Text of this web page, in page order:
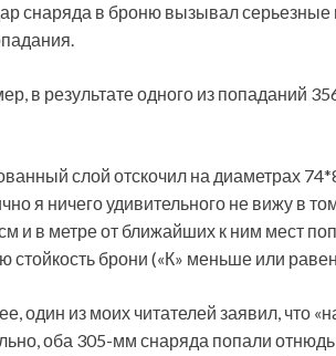
снаряда в броню вызывал
в результате одного из попаданий
слой отскочил на диаметрах
я ничего удивительного не вижу в
и в метре от ближайших к ним мест
стойкость брони («К» меньше или
один из моих читателей заявил, что
оба 305-мм снаряда попали